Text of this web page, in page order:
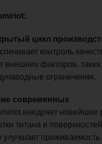
цикл
контроль
внешних факторов, таких
ограничения.
современных
внедряет новейшие
титана и поверхностей
улучшает приживаемость